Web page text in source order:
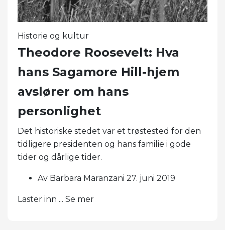
Historie og kultur
Theodore Roosevelt: Hva
hans Sagamore Hill-hjem
avslører om hans
personlighet
Det historiske stedet var et trøstested for den
tidligere presidenten og hans familie i gode
tider og dårlige tider.
Av Barbara Maranzani 27. juni 2019
Laster inn ... Se mer